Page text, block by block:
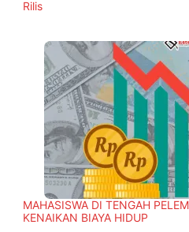
In relation to
Rilis
MAHASISWA DI TENGAH
KENAIKAN BIAYA HIDUP